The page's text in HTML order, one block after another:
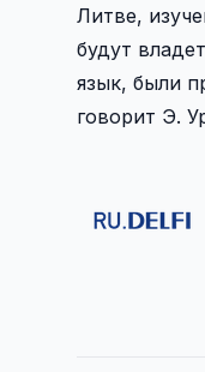
Литве,
будут
язык, были
говорит Э.